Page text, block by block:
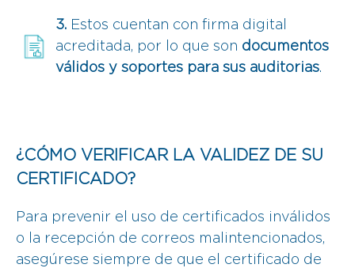
3. Estos cuentan con firma digital
acreditada, por lo que son documentos
válidos y soportes para sus auditorias.
¿CÓMO VERIFICAR LA VALIDEZ DE SU
CERTIFICADO?
Para prevenir el uso de certificados inválidos
o la recepción de correos malintencionados,
asegúrese siempre de que el certificado de